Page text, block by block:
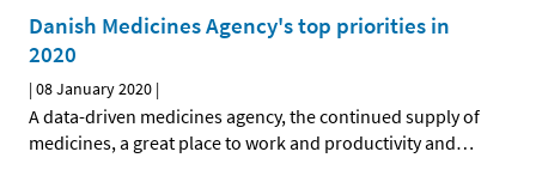
Danish Medicines Agency's top priorities in
2020
|08 January 2020 |
A data-driven medicines agency, the continued supply of
medicines, a great place to work and productivity and…